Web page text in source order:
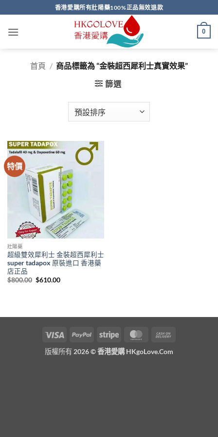
to
content
香港愛購所有壯陽藥100%正品無效退款
0
首頁 / 商品標籤為 “金裝超西犀利士真實效果”
篩選
特價
壯陽藥
超級雙效犀利士 金裝超西犀利士
super tadapox 原裝進口 香港藥
店正品
$800.00 Original
$610.00Current
Visa PayPal Stripe MasterCard
版權所有 2026 ©香港愛購 HKgoLove.Com